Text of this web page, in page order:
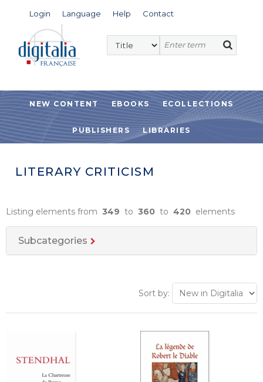
Login Language Help Contact
NEW CONTENT EBOOKS ECOLLECTIONS
PUBLISHERS LIBRARIES
LITERARY CRITICISM
Listing elements from 349 to 360 to 420 elements
Subcategories
Sort by: